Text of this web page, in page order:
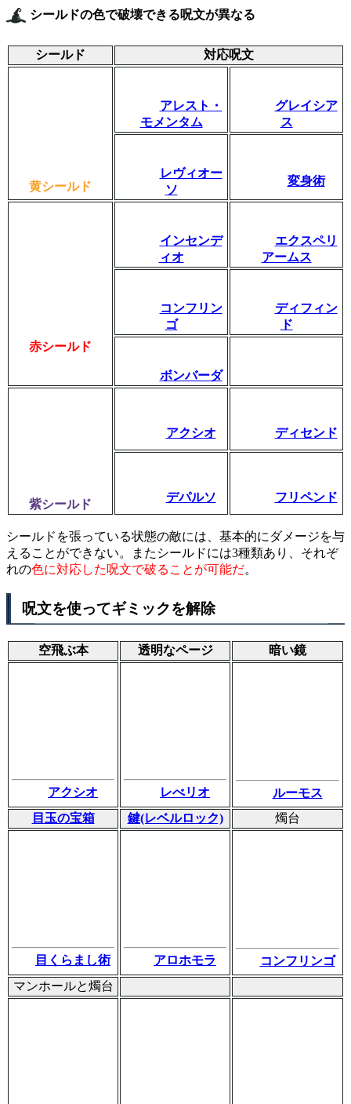
シールドの色で破壊できる呪文が異なる
シールド 対応呪文
黄シールド
アレスト・
モメンタム
グレイシア
ス
レヴィオー
ソ
変身術
赤シールド
インセンデ
ィオ
エクスペリ
アームス
コンフリン
ゴ
ディフィン
ド
ボンバーダ
紫シールド
アクシオ ディセンド
デパルソ フリペンド
シールドを張っている状態の敵には、基本的にダメージを与
えることができない。またシールドには3種類あり、それぞ
れの色に対応した呪文で破ることが可能だ。
呪文を使ってギミックを解除
空飛ぶ本 透明なページ 暗い鏡
アクシオ レべリオ
ルーモス
目玉の宝箱
鍵(レベルロック) 燭台
目くらまし術 アロホモラ
コンフリンゴ
マンホールと燭台